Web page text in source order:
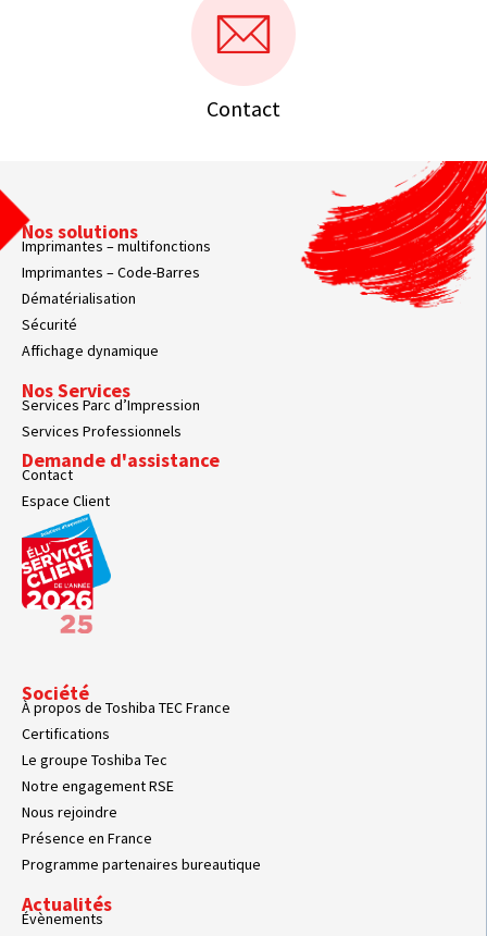
Contact
Nos solutions
Imprimantes – multifonctions
Imprimantes – Code-Barres
Dématérialisation
Sécurité
Affichage dynamique
Nos Services
Services Parc d’Impression
Services Professionnels
Demande d'assistance
Contact
Espace Client
Société
À propos de Toshiba TEC France
Certifications
Le groupe Toshiba Tec
Notre engagement RSE
Nous rejoindre
Présence en France
Programme partenaires bureautique
Actualités
Évènements